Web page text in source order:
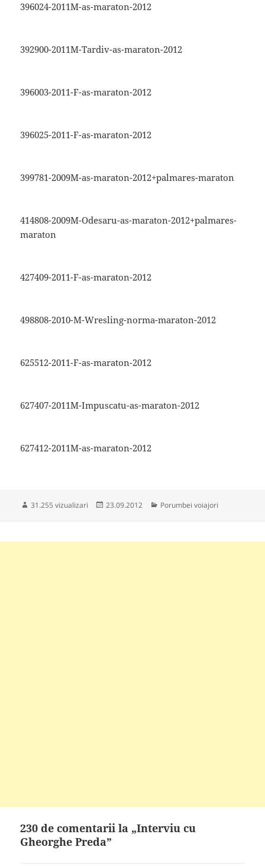
396024-2011M-as-maraton-2012
392900-2011M-Tardiv-as-maraton-2012
396003-2011-F-as-maraton-2012
396025-2011-F-as-maraton-2012
399781-2009M-as-maraton-2012+palmares-maraton
414808-2009M-Odesaru-as-maraton-2012+palmares-
maraton
427409-2011-F-as-maraton-2012
498808-2010-M-Wresling-norma-maraton-2012
625512-2011-F-as-maraton-2012
627407-2011M-Impuscatu-as-maraton-2012
627412-2011M-as-maraton-2012
31.255 vizualizari
Publicat
23.09.2012 Categorii
Porumbei voiajori
230 de comentarii la „Interviu cu
Gheorghe Preda”